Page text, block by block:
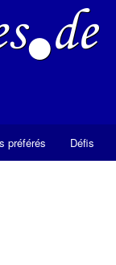
préférés Défis